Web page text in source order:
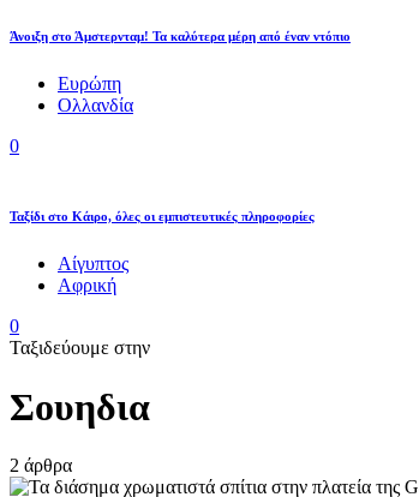
Άνοιξη στο Άμστερνταμ! Τα καλύτερα μέρη από έναν ντόπιο
Ευρώπη
Ολλανδία
0
Ταξίδι στο Κάιρο, όλες οι εμπιστευτικές πληροφορίες
Αίγυπτος
Αφρική
0
Ταξιδεύουμε στην
Σουηδια
2 άρθρα